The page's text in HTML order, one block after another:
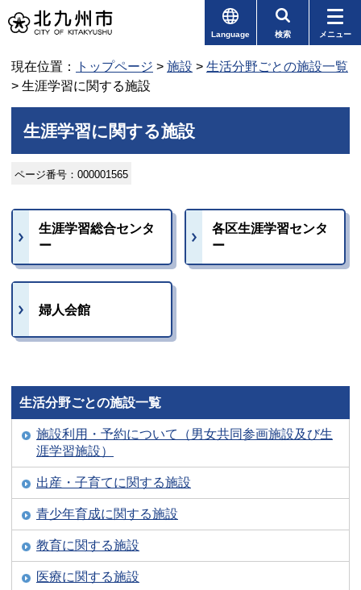
Language 検索 メニュー
現在位置： トップページ > 施設 > 生活分野ごとの施設一覧
> 生涯学習に関する施設
生涯学習に関する施設
ページ番号：000001565
生涯学習総合センタ
ー
各区生涯学習センタ
ー
婦人会館
生活分野ごとの施設一覧
施設利用・予約について（男女共同参画施設及び生
涯学習施設）
出産・子育てに関する施設
青少年育成に関する施設
教育に関する施設
医療に関する施設